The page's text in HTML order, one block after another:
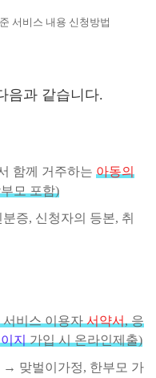
서비스 내용 신청방법
음과 같습니다.
함께 거주하는 아동의
모 포함)
증, 신청자의 등본, 취
서비스 이용자서약서, 응
지가입 시 온라인제출)
→ 맞벌이가정, 한부모 가